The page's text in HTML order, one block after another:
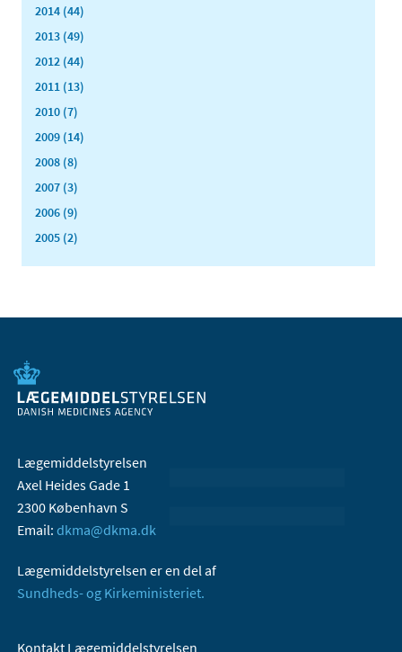
2014 (44)
2013 (49)
2012 (44)
2011 (13)
2010 (7)
2009 (14)
2008 (8)
2007 (3)
2006 (9)
2005 (2)
Lægemiddelstyrelsen
Axel Heides Gade 1
2300 København S
Email: dkma@dkma.dk
Lægemiddelstyrelsen er en del af
Sundheds- og Kirkeministeriet.
Kontakt Lægemiddelstyrelsen